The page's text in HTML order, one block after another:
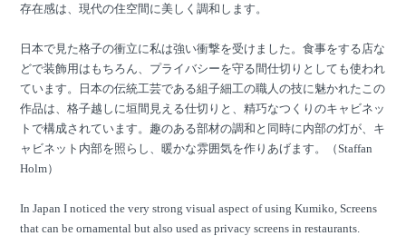
存在感は、現代の住空間に美しく調和します。
日本で見た格子の衝立に私は強い衝撃を受けました。食事をする店な
どで装飾用はもちろん、プライバシーを守る間仕切りとしても使われ
ています。日本の伝統工芸である組子細工の職人の技に魅かれたこの
作品は、格子越しに垣間見える仕切りと、精巧なつくりのキャビネッ
トで構成されています。趣のある部材の調和と同時に内部の灯が、キ
ャビネット内部を照らし、暖かな雰囲気を作りあげます。（Staffan
Holm）
In Japan I noticed the very strong visual aspect of using Kumiko, Screens
that can be ornamental but also used as privacy screens in restaurants.